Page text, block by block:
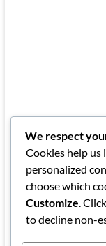
We respect
Cookies help us
personalized
choose which
Customize . Click
to decline non-